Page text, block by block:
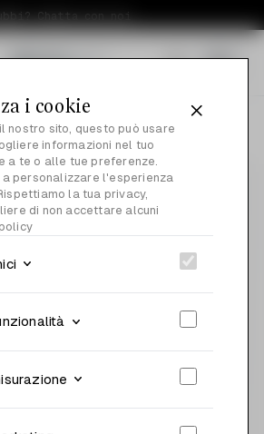
i cookie
nostro sito, questo può usare
informazioni nel tuo
a te o alle tue preferenze.
a personalizzare l'esperienza
la tua privacy,
di non accettare alcuni
Chatta con noi
0